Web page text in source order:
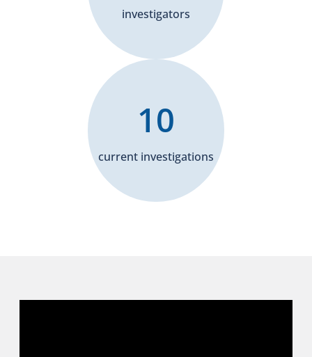
investigators
current investigations
10